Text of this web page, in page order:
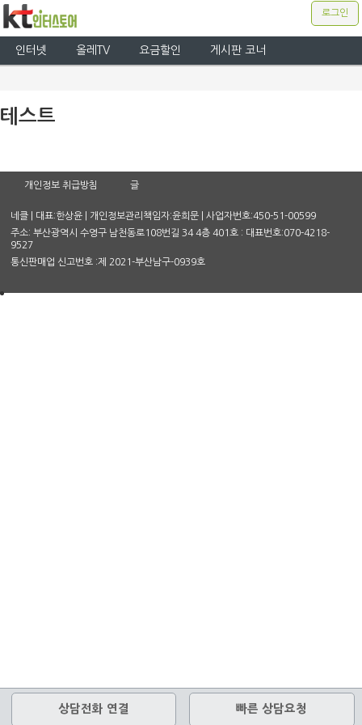
로그인
인터넷 올레TV 요금할인 게시판 코너
테스트
개인정보 취급방침 글
네클 | 대표:한상윤 | 개인정보관리책임자:윤희문 | 사업자번호:450-51-00599
주소: 부산광역시 수영구 남천동로108번길 34 4층 401호 : 대표번호:070-4218-
9527
통신판매업 신고번호 :제 2021-부산남구-0939호
상담전화 연결 빠른 상담요청